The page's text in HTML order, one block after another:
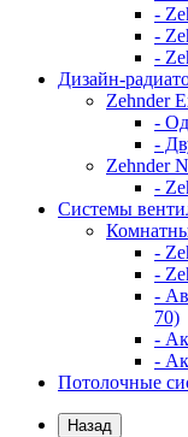
-
-
-
Дизайн-
Zehnder
-
-
Zehnder
-
Системы
-
-
-
70)
-
-
Потолочные
Назад